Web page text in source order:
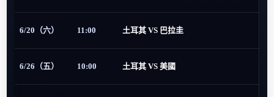
6/20（六） 11:00 土耳其 VS 巴拉圭
6/26（五） 10:00 土耳其 VS 美國